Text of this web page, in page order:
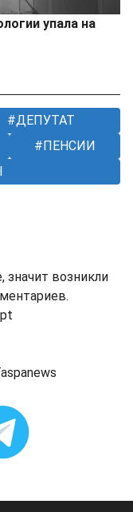
упала на
ДЕПУТАТ
ПЕНСИИ
значит возникли